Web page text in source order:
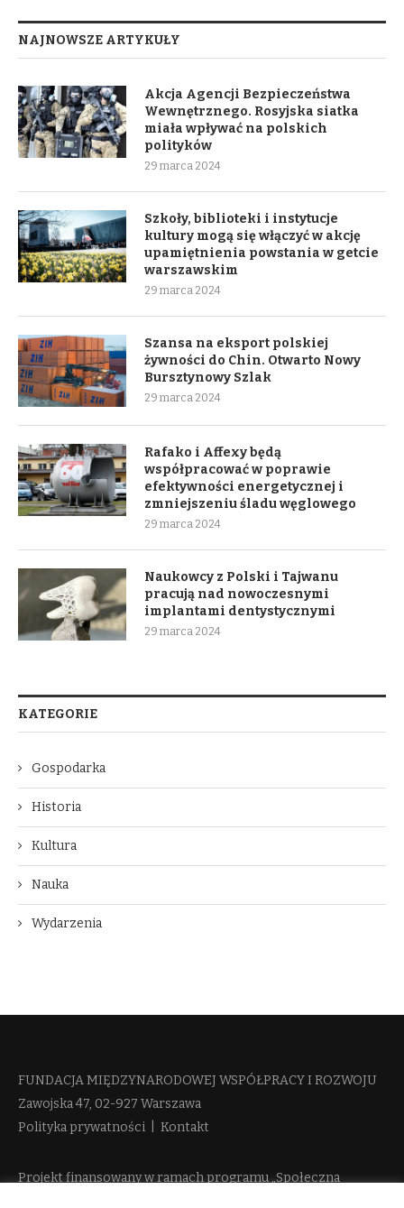
NAJNOWSZE ARTYKUŁY
Akcja Agencji Bezpieczeństwa
Wewnętrznego. Rosyjska siatka
miała wpływać na polskich
polityków
29 marca 2024
Szkoły, biblioteki i instytucje
kultury mogą się włączyć w akcję
upamiętnienia powstania w getcie
warszawskim
29 marca 2024
Szansa na eksport polskiej
żywności do Chin. Otwarto Nowy
Bursztynowy Szlak
29 marca 2024
Rafako i Affexy będą
współpracować w poprawie
efektywności energetycznej i
zmniejszeniu śladu węglowego
29 marca 2024
Naukowcy z Polski i Tajwanu
pracują nad nowoczesnymi
implantami dentystycznymi
29 marca 2024
KATEGORIE
Gospodarka
Historia
Kultura
Nauka
Wydarzenia
FUNDACJA MIĘDZYNARODOWEJ WSPÓŁPRACY I ROZWOJU​
Zawojska 47, 02-927 Warszawa
Polityka prywatności
Kontakt
Projekt finansowany w ramach programu „Społeczna